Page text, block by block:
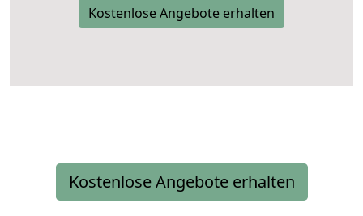
Kostenlose Angebote erhalten
Kostenlose Angebote erhalten